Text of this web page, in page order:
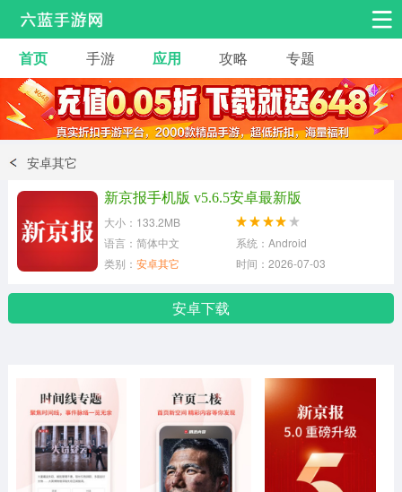
安卓手游 手游工具
热门手游 角色扮演 益智休闲
动作射击
冒险解谜 经营养成
体育竞技
首页 手游 应用 攻略 专题
安卓其它
新京报手机版 v5.6.5安卓最新版
大小：133.2MB
语言：简体中文
系统：Android
类别： 安卓其它 时间：2026-07-03
安卓下载